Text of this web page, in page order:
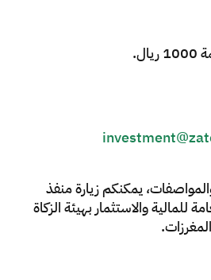
يمكنكم زيارة منفذ
للمالية والاستثمار بهيئة الزكاة